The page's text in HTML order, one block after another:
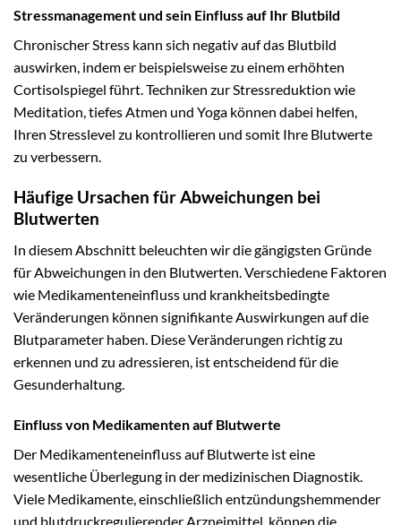
Stressmanagement und sein Einfluss auf Ihr Blutbild
Chronischer Stress kann sich negativ auf das Blutbild
auswirken, indem er beispielsweise zu einem erhöhten
Cortisolspiegel führt. Techniken zur Stressreduktion wie
Meditation, tiefes Atmen und Yoga können dabei helfen,
Ihren Stresslevel zu kontrollieren und somit Ihre Blutwerte
zu verbessern.
Häufige Ursachen für Abweichungen bei
Blutwerten
In diesem Abschnitt beleuchten wir die gängigsten Gründe
für Abweichungen in den Blutwerten. Verschiedene Faktoren
wie Medikamenteneinfluss und krankheitsbedingte
Veränderungen können signifikante Auswirkungen auf die
Blutparameter haben. Diese Veränderungen richtig zu
erkennen und zu adressieren, ist entscheidend für die
Gesunderhaltung.
Einfluss von Medikamenten auf Blutwerte
Der Medikamenteneinfluss auf Blutwerte ist eine
wesentliche Überlegung in der medizinischen Diagnostik.
Viele Medikamente, einschließlich entzündungshemmender
und blutdruckregulierender Arzneimittel, können die